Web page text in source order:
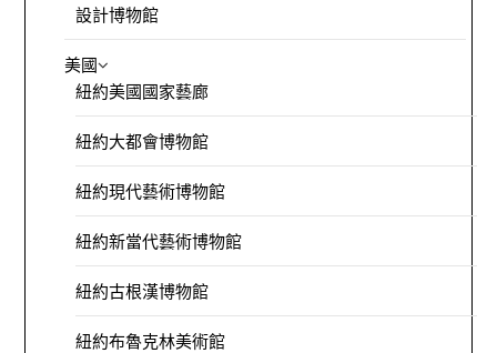
設計博物館
美國
紐約美國國家藝廊
紐約大都會博物館
紐約現代藝術博物館
紐約新當代藝術博物館
紐約古根漢博物館
紐約布魯克林美術館